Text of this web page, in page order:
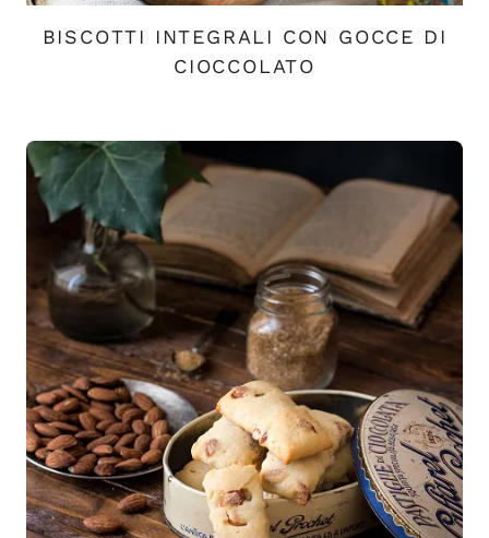
BISCOTTI INTEGRALI CON GOCCE DI
CIOCCOLATO